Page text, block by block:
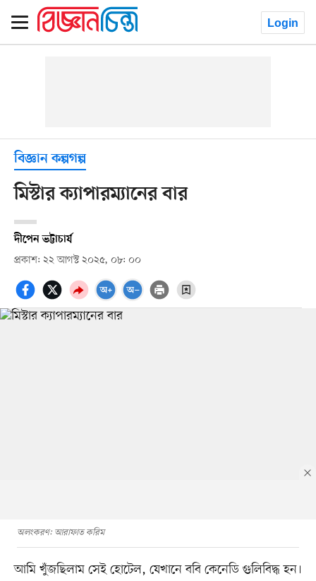
Login
বিজ্ঞান কল্পগল্প
মিস্টার ক্যাপারম্যানের বার
দীপেন ভট্টাচার্য
প্রকাশ: ২২ আগস্ট ২০২৫, ০৮: ০০
অলংকরণ: আরাফাত করিম
আমি খুঁজছিলাম সেই হোটেল, যেখানে ববি কেনেডি গুলিবিদ্ধ হন।